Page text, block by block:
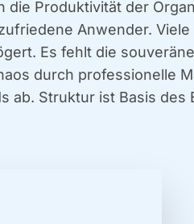
Pro­duk­ti­vi­tät der
Anwen­der.
Es fehlt die
durch pro­fes­sio­nel­le
ab. Struk­tur ist Basis des